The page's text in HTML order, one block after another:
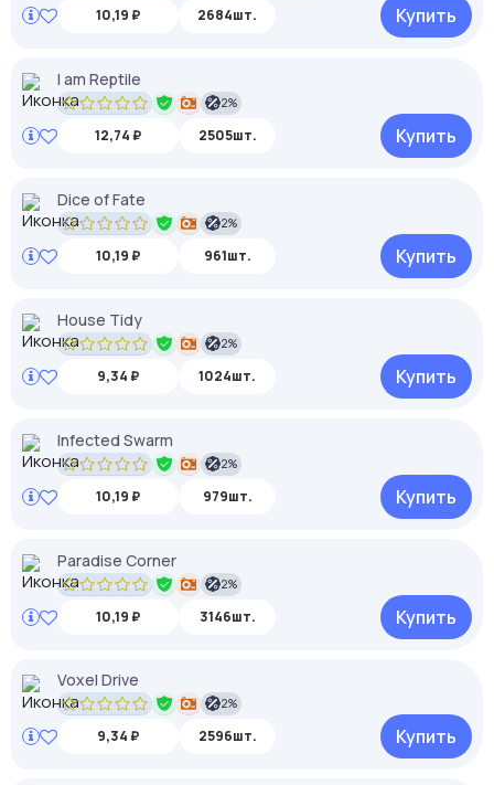
10,19 ₽ 2684шт. Купить
I am Reptile
2%
12,74 ₽ 2505шт. Купить
Dice of Fate
2%
10,19 ₽ 961шт. Купить
House Tidy
2%
9,34 ₽ 1024шт. Купить
Infected Swarm
2%
10,19 ₽ 979шт. Купить
Paradise Corner
2%
10,19 ₽ 3146шт. Купить
Voxel Drive
2%
9,34 ₽ 2596шт. Купить